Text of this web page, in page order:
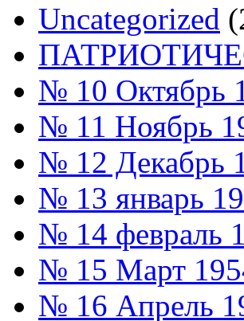
Uncategorized
№ 10 Октябрь
№ 11 Ноябрь
№ 12 Декабрь
№ 13 январь
№ 14 февраль
№ 15 Март
№ 16 Апрель